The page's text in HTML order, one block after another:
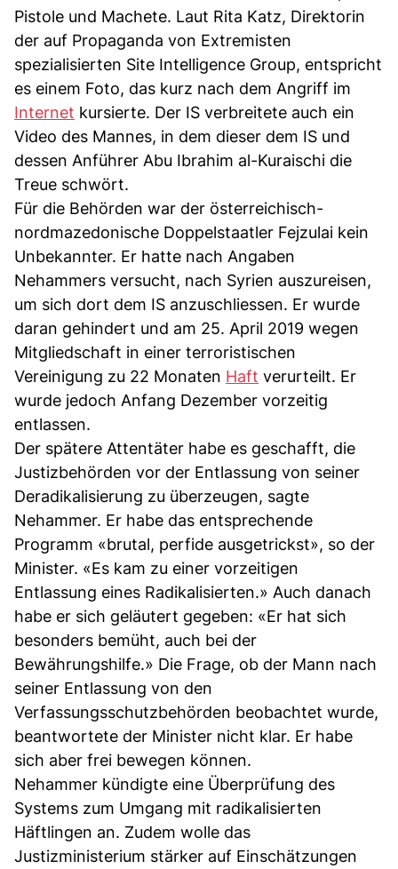
Pistole und Machete. Laut Rita Katz, Direktorin
der auf Propaganda von Extremisten
spezialisierten Site Intelligence Group, entspricht
es einem Foto, das kurz nach dem Angriff im
Internet kursierte. Der IS verbreitete auch ein
Video des Mannes, in dem dieser dem IS und
dessen Anführer Abu Ibrahim al-Kuraischi die
Treue schwört.
Für die Behörden war der österreichisch-
nordmazedonische Doppelstaatler Fejzulai kein
Unbekannter. Er hatte nach Angaben
Nehammers versucht, nach Syrien auszureisen,
um sich dort dem IS anzuschliessen. Er wurde
daran gehindert und am 25. April 2019 wegen
Mitgliedschaft in einer terroristischen
Vereinigung zu 22 Monaten Haft verurteilt. Er
wurde jedoch Anfang Dezember vorzeitig
entlassen.
Der spätere Attentäter habe es geschafft, die
Justizbehörden vor der Entlassung von seiner
Deradikalisierung zu überzeugen, sagte
Nehammer. Er habe das entsprechende
Programm «brutal, perfide ausgetrickst», so der
Minister. «Es kam zu einer vorzeitigen
Entlassung eines Radikalisierten.» Auch danach
habe er sich geläutert gegeben: «Er hat sich
besonders bemüht, auch bei der
Bewährungshilfe.» Die Frage, ob der Mann nach
seiner Entlassung von den
Verfassungsschutzbehörden beobachtet wurde,
beantwortete der Minister nicht klar. Er habe
sich aber frei bewegen können.
Nehammer kündigte eine Überprüfung des
Systems zum Umgang mit radikalisierten
Häftlingen an. Zudem wolle das
Justizministerium stärker auf Einschätzungen